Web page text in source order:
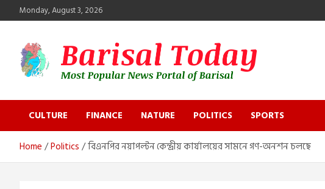
to
Monday, August 3, 2026
Barisal Today
CULTURE
FINANCE NATURE POLITICS SPORTS
Home Politics বিএনপির নয়াপল্টন কেন্দ্রীয় কার্যালয়ের সামনে গণ-অনশন চলছে